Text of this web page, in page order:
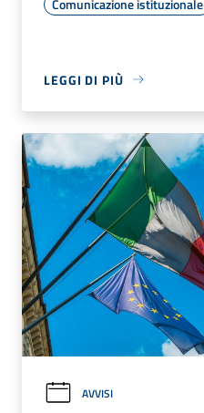
Comunicazione istituzionale
LEGGI DI PIÙ
AVVISI